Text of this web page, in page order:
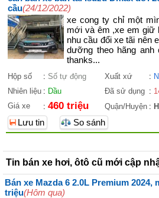
cầu(24/12/2022)
xe cong ty chỉ một
mới và êm ,xe em giữ
nhu cầu đổi xe tãi nên
dưỡng theo hãng
thanks...
Hộp số : Số tự động Xuất xứ :
Nhiên liệu : Dầu Đã sử dụng :
Giá xe
: 460 triệu Quận/Huyện :
Lưu tin So sánh
Tin bán xe hơi, ôtô cũ mới cập
Bán xe Mazda 6 2.0L Premium 2024,
triệu(Hôm qua)